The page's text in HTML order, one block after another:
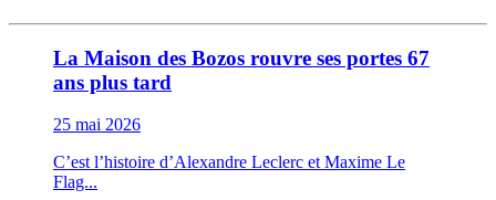
La Maison des Bozos rouvre ses portes 67
ans plus tard
25 mai 2026
C’est l’histoire d’Alexandre Leclerc et Maxime Le
Flag...